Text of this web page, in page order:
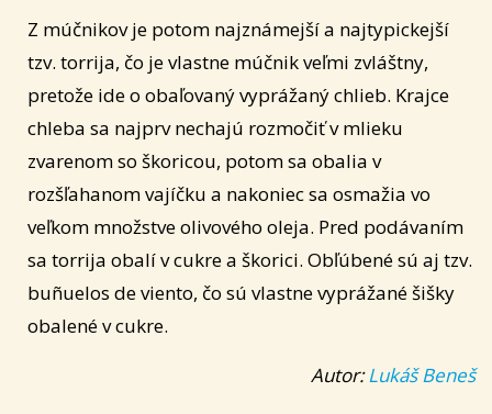
Z múčnikov je potom najznámejší a najtypickejší
tzv. torrija, čo je vlastne múčnik veľmi zvláštny,
pretože ide o obaľovaný vyprážaný chlieb. Krajce
chleba sa najprv nechajú rozmočiť v mlieku
zvarenom so škoricou, potom sa obalia v
rozšľahanom vajíčku a nakoniec sa osmažia vo
veľkom množstve olivového oleja. Pred podávaním
sa torrija obalí v cukre a škorici. Obľúbené sú aj tzv.
buñuelos de viento, čo sú vlastne vyprážané šišky
obalené v cukre.
Autor:Lukáš Beneš